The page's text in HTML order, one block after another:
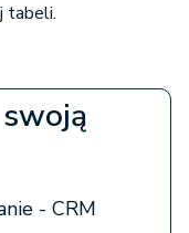
tabeli.
- CRM